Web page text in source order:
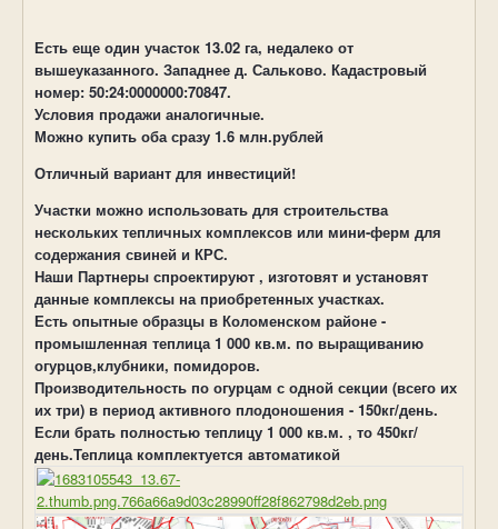
Есть еще один участок 13.02 га, недалеко от
вышеуказанного. Западнее д. Сальково. Кадастровый
номер: 50:24:0000000:70847.
Условия продажи аналогичные.
Можно купить оба сразу 1.6 млн.рублей
Отличный вариант для инвестиций!
Участки можно использовать для строительства
нескольких тепличных комплексов или мини-ферм для
содержания свиней и КРС.
Наши Партнеры спроектируют , изготовят и установят
данные комплексы на приобретенных участках.
Есть опытные образцы в Коломенском районе -
промышленная теплица 1 000 кв.м. по выращиванию
огурцов,клубники, помидоров.
Производительность по огурцам с одной секции (всего их
их три) в период активного плодоношения - 150кг/день.
Если брать полностью теплицу 1 000 кв.м. , то 450кг/
день.Теплица комплектуется автоматикой